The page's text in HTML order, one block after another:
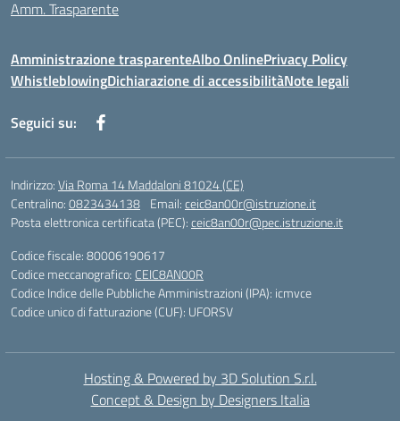
Amm. Trasparente
Amministrazione trasparenteAlbo OnlinePrivacy Policy
WhistleblowingDichiarazione di accessibilitàNote legali
Seguici su:
Indirizzo:Via Roma 14 Maddaloni 81024 (CE)
Centralino:0823434138 Email:ceic8an00r@istruzione.it
Posta elettronica certificata (PEC):ceic8an00r@pec.istruzione.it
Codice fiscale: 80006190617
Codice meccanografico: CEIC8AN00R
Codice Indice delle Pubbliche Amministrazioni (IPA): icmvce
Codice unico di fatturazione (CUF): UFORSV
Hosting & Powered by 3D Solution S.r.l.
Concept & Design by Designers Italia